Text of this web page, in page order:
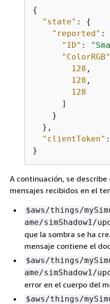
{
"state" : {
"reported" :
"ID" :
"ColorRGB"
128 ,
128 ,
128
      ]
    }
  },
"clientToken"
}
A continuación, se
mensajes recibidos en el
$aws/things/
ame/simShadow1/
que la sombra se ha
mensaje contiene el
$aws/things/
ame/simShadow1/
error en el cuerpo del
$aws/things/